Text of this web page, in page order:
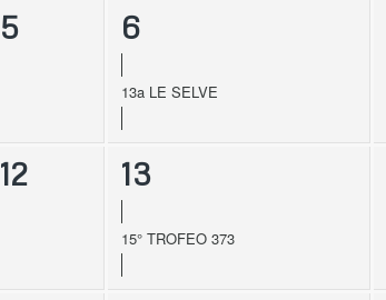
5 6
13a LE SELVE
12 13
15° TROFEO 373